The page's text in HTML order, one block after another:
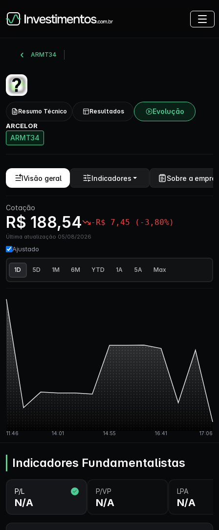
ARMT34
Resumo Técnico Resultados Evolução
ARCELOR
ARMT34
Visão geral Indicadores Sobre a
Cotação
R$ 188,54 -R$ 7,45 (-3,80%)
Última atualização 05/08/2026
Ajustado
1D 5D 1M 6M YTD 1A 5A Max
Indicadores Fundamentalistas
P/L
N/A
P/VP
N/A
LPA
N/A